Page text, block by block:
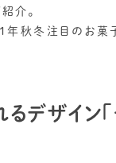
介。
秋冬注目のお菓
デザイン「